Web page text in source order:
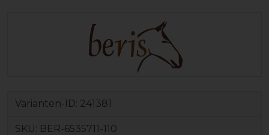
Varianten-ID: 241381
SKU: BER-6535711-110